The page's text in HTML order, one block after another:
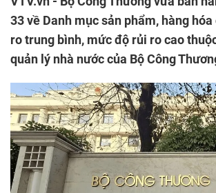
33 về Danh mục sản phẩm, hàng
ro trung bình, mức độ rủi ro cao
quản lý nhà nước của Bộ Công